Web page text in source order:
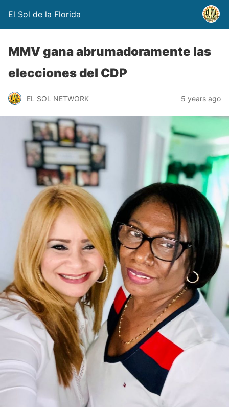
El Sol de la Florida
MMV gana abrumadoramente las
elecciones del CDP
EL SOL NETWORK 5 years ago